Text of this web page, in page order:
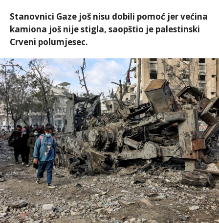
Stanovnici Gaze još nisu dobili pomoć jer većina
kamiona još nije stigla, saopštio je palestinski
Crveni polumjesec.